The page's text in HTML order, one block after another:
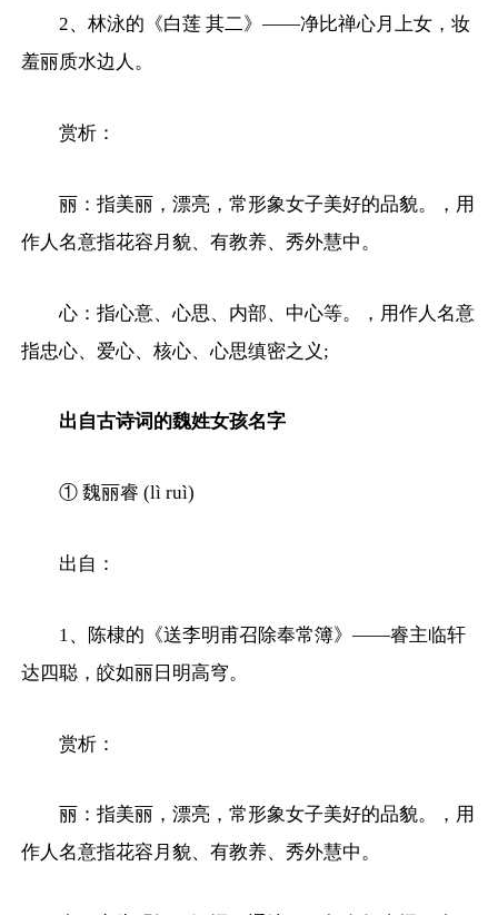
2、林泳的《白莲 其二》——净比禅心月上女，妆
羞丽质水边人。
赏析：
丽：指美丽，漂亮，常形象女子美好的品貌。，用
作人名意指花容月貌、有教养、秀外慧中。
心：指心意、心思、内部、中心等。，用作人名意
指忠心、爱心、核心、心思缜密之义;
出自古诗词的魏姓女孩名字
① 魏丽睿 (lì ruì)
出自：
1、陈棣的《送李明甫召除奉常簿》——睿主临轩
达四聪，皎如丽日明高穹。
赏析：
丽：指美丽，漂亮，常形象女子美好的品貌。，用
作人名意指花容月貌、有教养、秀外慧中。